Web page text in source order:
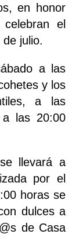
en honor
el
julio.
a las
y los
a las
las 20:00
llevará a
por el
horas se
dulces a
de Casa